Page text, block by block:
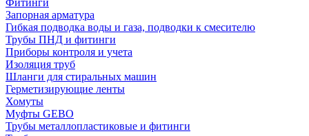
Фитинги
Запорная арматура
Гибкая подводка воды и газа, подводки к смесителю
Трубы ПНД и фитинги
Приборы контроля и учета
Изоляция труб
Шланги для стиральных машин
Герметизирующие ленты
Хомуты
Муфты GEBO
Трубы металлопластиковые и фитинги